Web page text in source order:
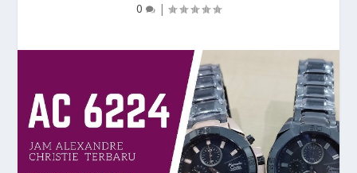
0
|